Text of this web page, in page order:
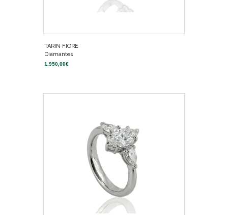
TARIN FIORE
Diamantes
1.950,00€